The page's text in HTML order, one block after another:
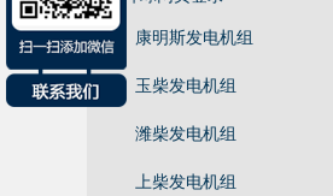
康明斯发电机组
玉柴发电机组
潍柴发电机组
上柴发电机组